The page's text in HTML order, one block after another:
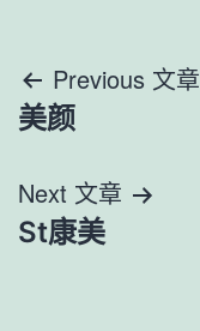
文
章
导
航
Previous 文章
美颜
Next 文章
St康美